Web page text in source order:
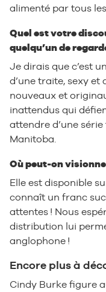
alimenté par tous
Quel est votre
quelqu’un de
Je dirais que c’est
d’une traite, sexy et
nouveaux et
inattendus qui
attendre d’une
Manitoba.
Où peut-on
Elle est disponible
connaît un franc
attentes ! Nous
distribution lui
anglophone !
Encore plus à
Cindy Burke figure